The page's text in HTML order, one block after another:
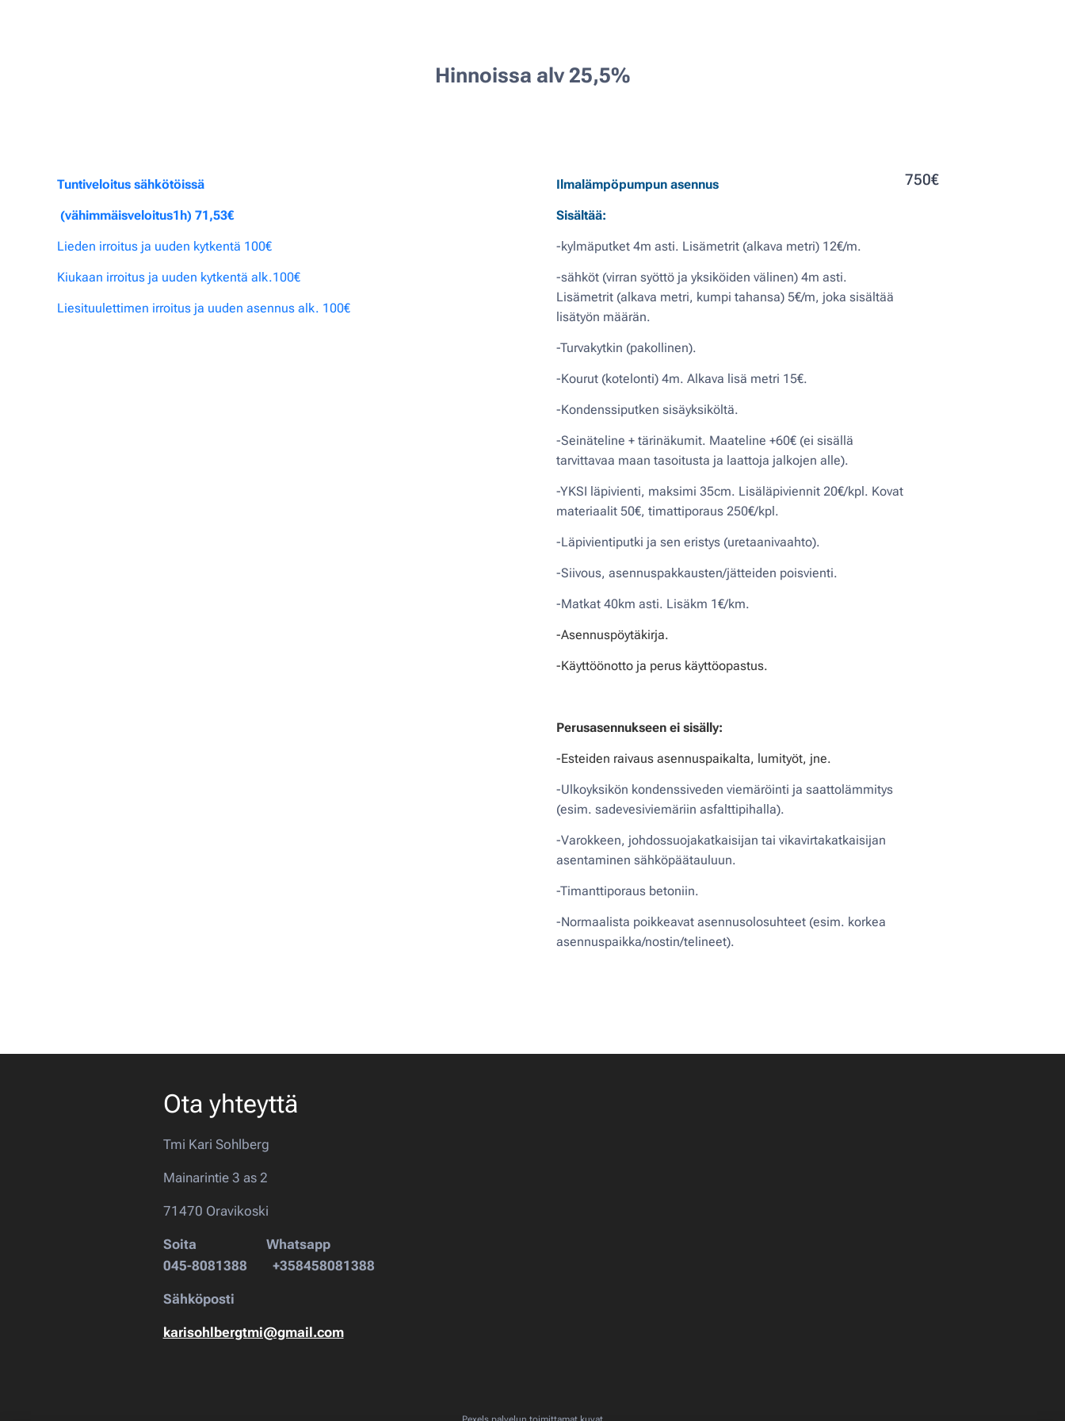
Hinnoissa alv 25,5%
Tuntiveloitus sähkötöissä
(vähimmäisveloitus1h) 71,53€
Lieden irroitus ja uuden kytkentä 100€
Kiukaan irroitus ja uuden kytkentä alk.100€
Liesituulettimen irroitus ja uuden asennus alk. 100€
Ilmalämpöpumpun asennus
Sisältää:
-kylmäputket 4m asti. Lisämetrit (alkava metri) 12€/m.
-sähköt (virran syöttö ja yksiköiden välinen) 4m asti.
Lisämetrit (alkava metri, kumpi tahansa) 5€/m, joka sisältää
lisätyön määrän.
-Turvakytkin (pakollinen).
-Kourut (kotelonti) 4m. Alkava lisä metri 15€.
-Kondenssiputken sisäyksiköltä.
-Seinäteline + tärinäkumit. Maateline +60€ (ei sisällä
tarvittavaa maan tasoitusta ja laattoja jalkojen alle).
-YKSI läpivienti, maksimi 35cm. Lisäläpiviennit 20€/kpl. Kovat
materiaalit 50€, timattiporaus 250€/kpl.
-Läpivientiputki ja sen eristys (uretaanivaahto).
-Siivous, asennuspakkausten/jätteiden poisvienti.
-Matkat 40km asti. Lisäkm 1€/km.
-Asennuspöytäkirja.
-Käyttöönotto ja perus käyttöopastus.
Perusasennukseen ei sisälly:
-Esteiden raivaus asennuspaikalta, lumityöt, jne.
-Ulkoyksikön kondenssiveden viemäröinti ja saattolämmitys
(esim. sadevesiviemäriin asfalttipihalla).
-Varokkeen, johdossuojakatkaisijan tai vikavirtakatkaisijan
asentaminen sähköpäätauluun.
-Timanttiporaus betoniin.
-Normaalista poikkeavat asennusolosuhteet (esim. korkea
asennuspaikka/nostin/telineet).
750€
Ota yhteyttä
Tmi Kari Sohlberg
Mainarintie 3 as 2
71470 Oravikoski
Soita Whatsapp
045-8081388
+358458081388
Sähköposti
karisohlbergtmi@gmail.com